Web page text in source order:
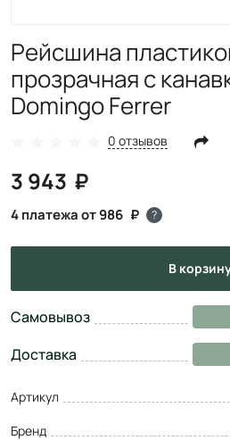
Рейсшина
прозрачная с
Domingo Ferrer
0 отзывов
3 943
4 платежа от 986 ?
в
Самовывоз
Доставка
Артикул
Бренд